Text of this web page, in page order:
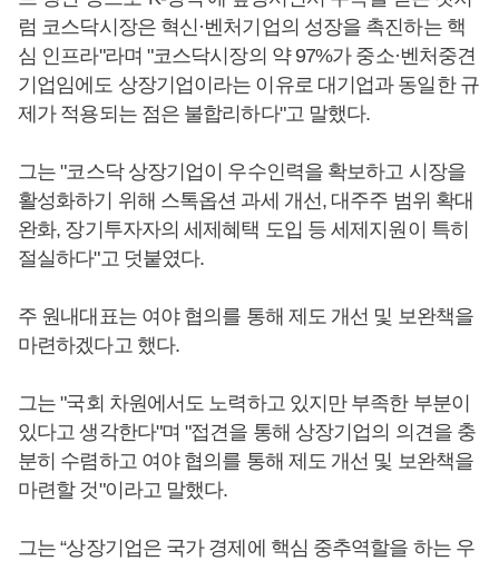
럼 코스닥시장은 혁신·벤처기업의 성장을 촉진하는 핵
심 인프라"라며 "코스닥시장의 약 97%가 중소·벤처중견
기업임에도 상장기업이라는 이유로 대기업과 동일한 규
제가 적용되는 점은 불합리하다"고 말했다.
그는 "코스닥 상장기업이 우수인력을 확보하고 시장을
활성화하기 위해 스톡옵션 과세 개선, 대주주 범위 확대
완화, 장기투자자의 세제혜택 도입 등 세제지원이 특히
절실하다"고 덧붙였다.
주 원내대표는 여야 협의를 통해 제도 개선 및 보완책을
마련하겠다고 했다.
그는 "국회 차원에서도 노력하고 있지만 부족한 부분이
있다고 생각한다"며 "접견을 통해 상장기업의 의견을 충
분히 수렴하고 여야 협의를 통해 제도 개선 및 보완책을
마련할 것"이라고 말했다.
그는 “상장기업은 국가 경제에 핵심 중추역할을 하는 우